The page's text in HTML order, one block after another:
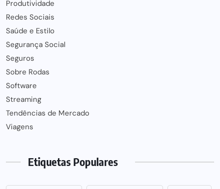
Produtividade
Redes Sociais
Saúde e Estilo
Segurança Social
Seguros
Sobre Rodas
Software
Streaming
Tendências de Mercado
Viagens
Etiquetas Populares